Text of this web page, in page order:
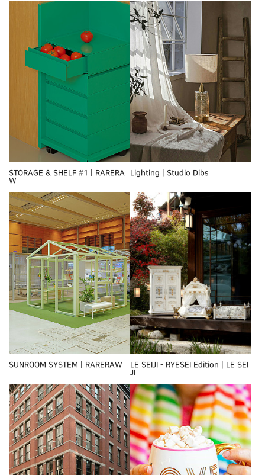
STORAGE & SHELF #1ㅣRARERA
W
Lighting┃Studio Dibs
SUNROOM SYSTEMㅣRARERAW
LE SEIJI - RYESEI Edition┃LE SEI
JI